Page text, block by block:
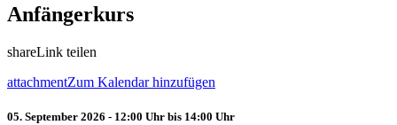
Anfängerkurs
shareLink teilen
attachmentZum Kalendar hinzufügen
05. September 2026 - 12:00 Uhr bis 14:00 Uhr